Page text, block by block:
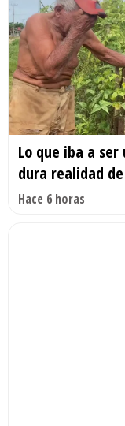
Lo que iba a
dura realidad
Hace 6 horas